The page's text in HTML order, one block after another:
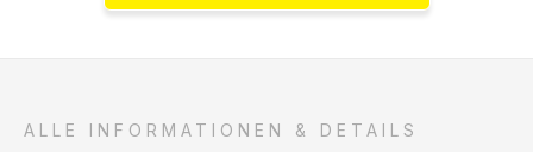
ALLE INFORMATIONEN & DETAILS